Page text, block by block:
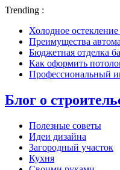
Trending :
Холодное
Преимущества
Бюджетная отделка
Как оформить
Профессиональный
Блог о
Полезные советы
Идеи дизайна
Загородный участок
Кухня